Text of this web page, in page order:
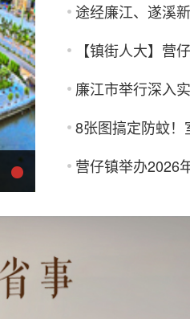
途经廉江、遂溪
【镇街人大】营
8张图搞定防蚊！